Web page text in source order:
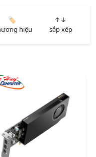
🏷️
hiệu
↑↓
sắp xếp